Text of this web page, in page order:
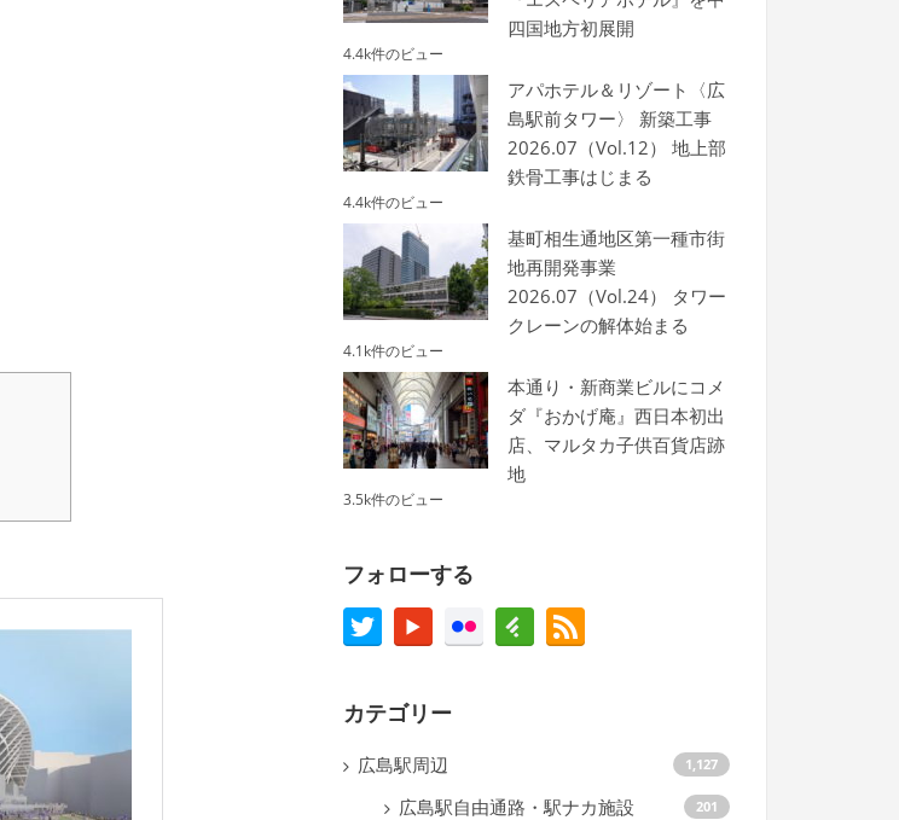
四国地方初展開
4.4k件のビュー
アパホテル＆リゾート〈広
島駅前タワー〉 新築工事
2026.07（Vol.12） 地上部
鉄骨工事はじまる
4.4k件のビュー
基町相生通地区第一種市街
地再開発事業
2026.07（Vol.24） タワー
クレーンの解体始まる
4.1k件のビュー
本通り・新商業ビルにコメ
ダ『おかげ庵』西日本初出
店、マルタカ子供百貨店跡
地
3.5k件のビュー
フォローする
カテゴリー
広島駅周辺 1,127
広島駅自由通路・駅ナカ施設 201